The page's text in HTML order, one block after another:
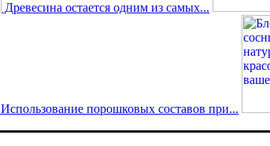
Древесина остается одним из самых...
Использование порошковых составов при...